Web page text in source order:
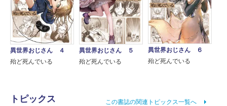
異世界おじさん ４
殆ど死んでいる
異世界おじさん ５
殆ど死んでいる
異世界おじさん ６
殆ど死んでいる
トピックス この書誌の関連トピックス一覧へ